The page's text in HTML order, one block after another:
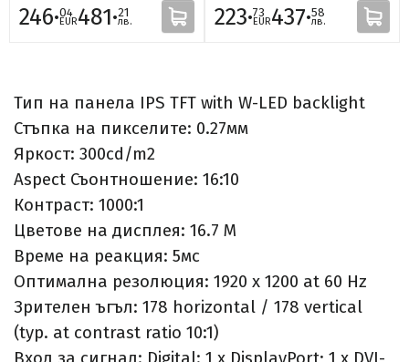
246·04
EUR481·21
лв. 223·73
EUR437·58
лв.
Тип на панела IPS TFT with W-LED backlight
Стъпка на пикселите: 0.27мм
Яркост: 300cd/m2
Aspect Съонтношение: 16:10
Контраст: 1000:1
Цветове на дисплея: 16.7 М
Време на реакция: 5мс
Оптимална резолюция: 1920 x 1200 at 60 Hz
Зрителен ъгъл: 178 horizontal / 178 vertical
(typ. at contrast ratio 10:1)